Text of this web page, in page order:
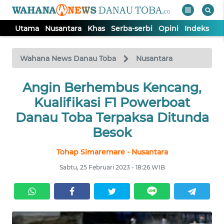
Utama Nusantara Khas Serba-serbi Opini Indeks
Wahana News Danau Toba Nusantara
Angin Berhembus Kencang,
Kualifikasi F1 Powerboat
Danau Toba Terpaksa Ditunda
Besok
Tohap Simaremare - Nusantara
Sabtu, 25 Februari 2023 - 18:26 WIB
TV
Tutup
UTAMA
NUSANTARA
SERBI
OPINI